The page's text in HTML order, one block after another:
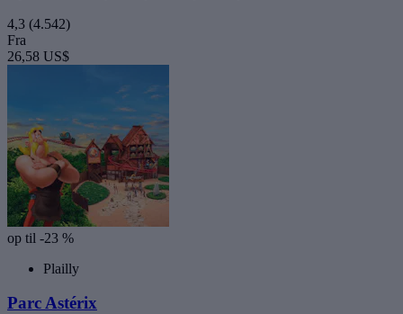
4,3 (4.542)
Fra
26,58 US$
op til -23 %
Plailly
Parc Astérix